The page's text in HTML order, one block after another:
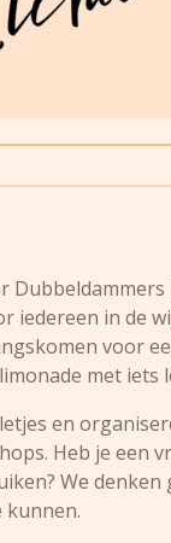
Dubbeldammers
iedereen in de
voor
met iets
en
Heb je een
We denken
kunnen.